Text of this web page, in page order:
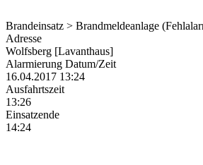
Brandeinsatz > Brandmeldeanlage
Adresse
Wolfsberg [Lavanthaus]
Alarmierung Datum/Zeit
16.04.2017 13:24
Ausfahrtszeit
13:26
Einsatzende
14:24